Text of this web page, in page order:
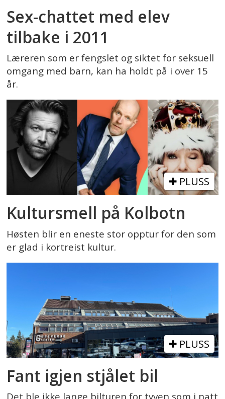
Sex-chattet med elev
tilbake i 2011
Læreren som er fengslet og siktet for seksuell
omgang med barn, kan ha holdt på i over 15
år.
PLUSS
Kultursmell på Kolbotn
Høsten blir en eneste stor opptur for den som
er glad i kortreist kultur.
PLUSS
Fant igjen stjålet bil